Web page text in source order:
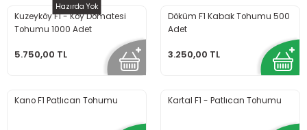
Hazırda Yok
Kuzeyköy F1 - Köy Domatesi
Tohumu 1000 Adet
5.750,00 TL
Döküm F1 Kabak Tohumu 500
Adet
3.250,00 TL
Kano F1 Patlıcan Tohumu Kartal F1 - Patlıcan Tohumu